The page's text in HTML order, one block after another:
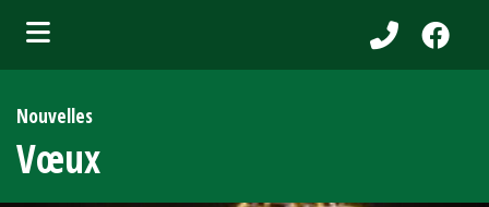
(Attraits touristiques )
Nouvelles
Vœux